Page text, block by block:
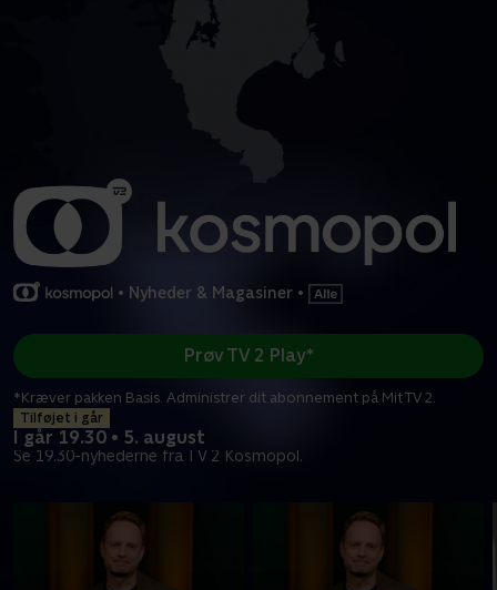
• Nyheder & Magasiner •
Tilføjet i går
I går 19.30 • 5. august
Se 19.30-nyhederne fra TV 2 Kosmopol.
Prøv TV 2 Play*
*Kræver pakken Basis. Administrer dit abonnement på Mit TV 2.